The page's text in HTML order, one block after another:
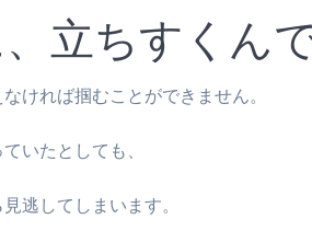
立ちすくん
ければ掴むことができません。
いたとしても、
逃してしまいます。